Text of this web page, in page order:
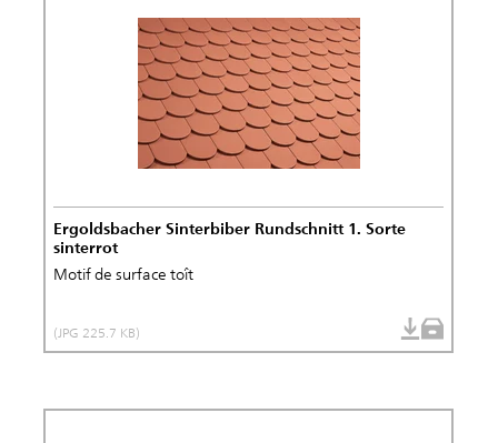
Ergoldsbacher Sinterbiber Rundschnitt 1. Sorte
sinterrot
Motif de surface toît
(JPG 225.7 KB)